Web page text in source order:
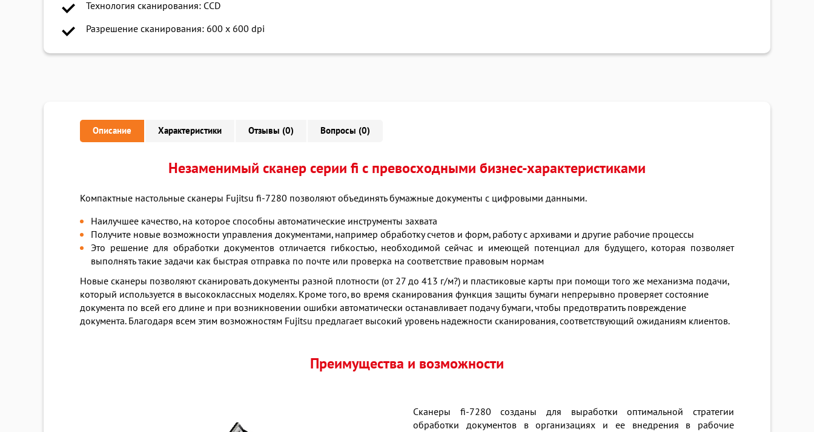
Технология сканирования: CCD
Разрешение сканирования: 600 x 600 dpi
Описание Характеристики Отзывы (0) Вопросы (0)
Незаменимый сканер серии fi с превосходными бизнес-характеристиками
Компактные настольные сканеры Fujitsu fi-7280 позволяют объединять бумажные документы с цифровыми данными.
Наилучшее качество, на которое способны автоматические инструменты захвата
Получите новые возможности управления документами, например обработку счетов и форм, работу с архивами и другие рабочие процессы
Это решение для обработки документов отличается гибкостью, необходимой сейчас и имеющей потенциал для будущего, которая позволяет
выполнять такие задачи как быстрая отправка по почте или проверка на соответствие правовым нормам
Новые сканеры позволяют сканировать документы разной плотности (от 27 до 413 г/м?) и пластиковые карты при помощи того же механизма подачи,
который используется в высококлассных моделях. Кроме того, во время сканирования функция защиты бумаги непрерывно проверяет состояние
документа по всей его длине и при возникновении ошибки автоматически останавливает подачу бумаги, чтобы предотвратить повреждение
документа. Благодаря всем этим возможностям Fujitsu предлагает высокий уровень надежности сканирования, соответствующий ожиданиям клиентов.
Преимущества и возможности
Сканеры fi-7280 созданы для выработки оптимальной стратегии
обработки документов в организациях и ее внедрения в рабочие